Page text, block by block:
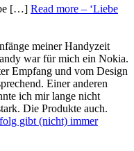
[…] Read more – ‘Liebe
meiner Handyzeit
war für mich ein Nokia.
Empfang und vom Design
Einer anderen
ich mir lange nicht
Die Produkte auch.
gibt (nicht) immer